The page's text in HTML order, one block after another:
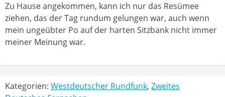
Zu Hause angekommen, kann ich nur das Resümee
ziehen, das der Tag rundum gelungen war, auch wenn
mein ungeübter Po auf der harten Sitzbank nicht immer
meiner Meinung war.
Kategorien: Westdeutscher Rundfunk, Zweites